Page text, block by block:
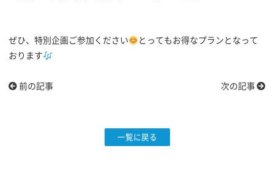
ぜひ、特別企画ご参加ください
とってもお得なプランとなって
おります
前の記事 次の記事
一覧に戻る